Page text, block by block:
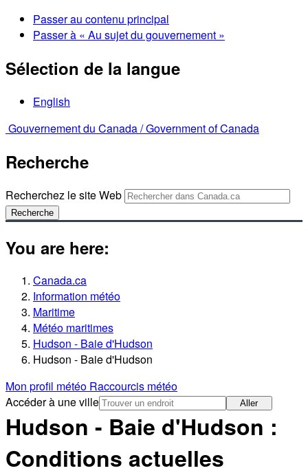
Passer au contenu principal
Passer à « Au sujet du gouvernement »
Sélection de la langue
English
Gouvernement du Canada /Government of Canada
Recherche
Recherchez le site Web
Recherche
You are here:
Canada.ca
Information météo
Maritime
Météo maritimes
Hudson - Baie d'Hudson
Hudson - Baie d'Hudson
Mon profil météo Raccourcis météo
Accéder à une ville
Aller
Hudson - Baie d'Hudson :
Conditions actuelles